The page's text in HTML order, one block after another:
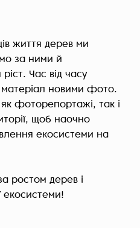
життя дерев ми
за ними й
Час від часу
новими фото.
фоторепортажі, так і
щоб наочно
екосистеми на
ростом дерев і
екосистеми!